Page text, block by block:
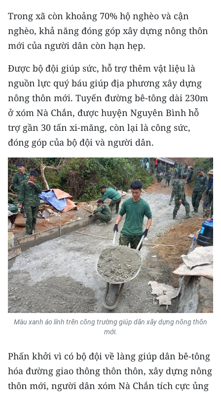
Trong xã còn khoảng 70% hộ nghèo và cận
nghèo, khả năng đóng góp xây dựng nông thôn
mới của người dân còn hạn hẹp.
Được bộ đội giúp sức, hỗ trợ thêm vật liệu là
nguồn lực quý báu giúp địa phương xây dựng
nông thôn mới. Tuyến đường bê-tông dài 230m
ở xóm Nà Chắn, được huyện Nguyên Bình hỗ
trợ gần 30 tấn xi-măng, còn lại là công sức,
đóng góp của bộ đội và người dân.
Màu xanh áo lính trên công trường giúp dân xây dựng nông thôn
mới.
Phấn khởi vì có bộ đội về làng giúp dân bê-tông
hóa đường giao thông thôn thôn, xây dựng nông
thôn mới, người dân xóm Nà Chắn tích cực ủng